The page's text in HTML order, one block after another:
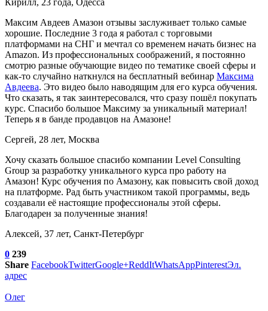
Максим Авдеев Амазон отзывы заслуживает только самые
хорошие. Последние 3 года я работал с торговыми
платформами на СНГ и мечтал со временем начать бизнес на
Amazon. Из профессиональных соображений, я постоянно
смотрю разные обучающие видео по тематике своей сферы и
как-то случайно наткнулся на бесплатный вебинар Максима
Авдеева. Это видео было наводящим для его курса обучения.
Что сказать, я так заинтересовался, что сразу пошёл покупать
курс. Спасибо большое Максиму за уникальный материал!
Теперь я в банде продавцов на Амазоне!
Сергей, 28 лет, Москва
Хочу сказать большое спасибо компании Level Consulting
Group за разработку уникального курса про работу на
Амазон! Курс обучения по Амазону, как повысить свой доход
на платформе. Рад быть участником такой программы, ведь
создавали её настоящие профессионалы этой сферы.
Благодарен за полученные знания!
Алексей, 37 лет, Санкт-Петербург
0 239
Share FacebookTwitterGoogle+ReddItWhatsAppPinterestЭл.
адрес
Олег